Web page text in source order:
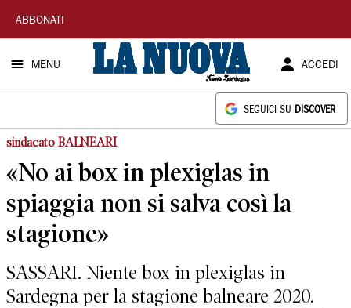
La
Nuova
Sardegna
ABBONATI
MENU ACCEDI
SEGUICI SU DISCOVER
sindacato BALNEARI
«No ai box in plexiglas in
spiaggia non si salva così la
stagione»
SASSARI. Niente box in plexiglas in
Sardegna per la stagione balneare 2020.